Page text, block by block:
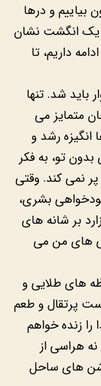
بیاییم و درها
یک انگشت نشان
داریم، تا
باید شد. تنها
متمایز می
انگیزه رشد و
تو، به فکر
نمی کند. وقتی
بشری،
بر شانه های
های من می
های طلایی و
پرتقال و طعم
را زنده خواهم
نه هراسی از
شن های ساحل